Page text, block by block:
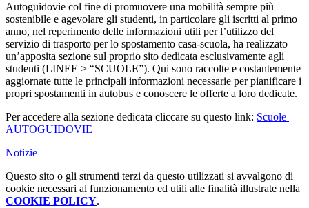
Autoguidovie col fine di promuovere una mobilità sempre più
sostenibile e agevolare gli studenti, in particolare gli iscritti al primo
anno, nel reperimento delle informazioni utili per l’utilizzo del
servizio di trasporto per lo spostamento casa-scuola, ha realizzato
un’apposita sezione sul proprio sito dedicata esclusivamente agli
studenti (LINEE > “SCUOLE”). Qui sono raccolte e costantemente
aggiornate tutte le principali informazioni necessarie per pianificare i
propri spostamenti in autobus e conoscere le offerte a loro dedicate.
Per accedere alla sezione dedicata cliccare su questo link: Scuole |
AUTOGUIDOVIE
Notizie
Questo sito o gli strumenti terzi da questo utilizzati si avvalgono di
cookie necessari al funzionamento ed utili alle finalità illustrate nella
COOKIE POLICY.